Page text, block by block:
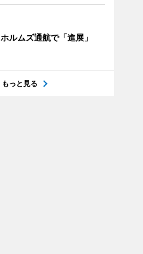
ホルムズ通航で「進展」
もっと見る